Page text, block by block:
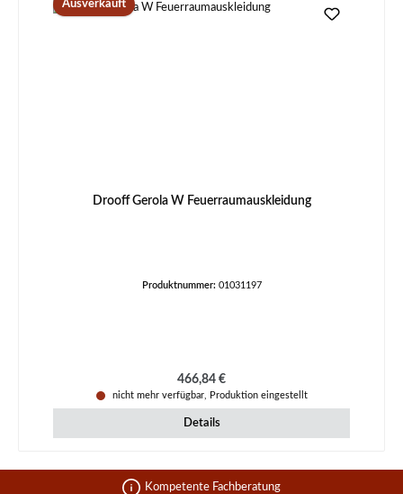
Ausverkauft
Drooff Gerola W Feuerraumauskleidung
Produktnummer: 01031197
Regulärer Preis:
466,84 €
nicht mehr verfügbar, Produktion eingestellt
Details
Kompetente Fachberatung